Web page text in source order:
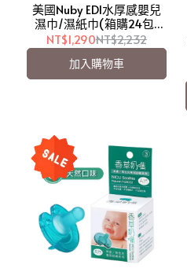
美國Nuby EDI水厚感嬰兒
濕巾/濕紙巾(箱購24包)
【愛吾兒】
NT$1,290NT$2,232
加入購物車